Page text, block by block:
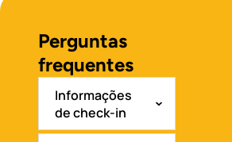
Perguntas
frequentes
Informações
de check-in